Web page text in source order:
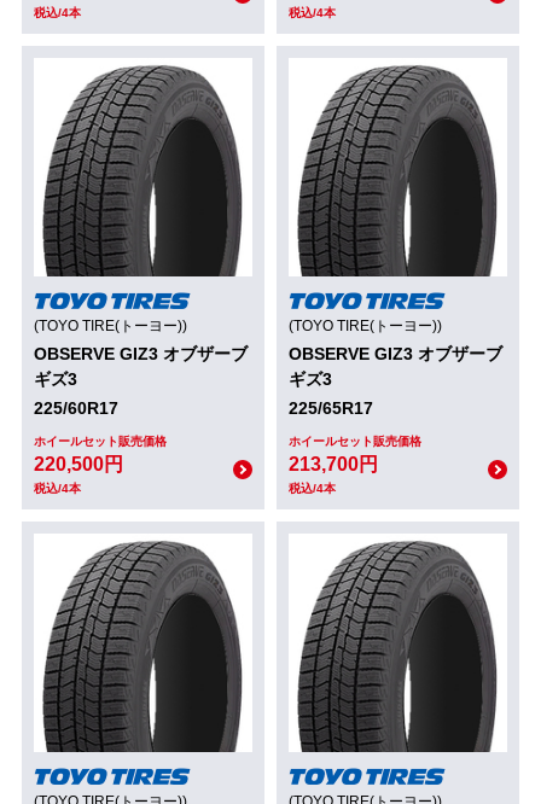
税込/4本 税込/4本
(TOYO TIRE(トーヨー))
OBSERVE GIZ3 オブザーブ
ギズ3
225/60R17
ホイールセット販売価格
220,500円
税込/4本
(TOYO TIRE(トーヨー))
OBSERVE GIZ3 オブザーブ
ギズ3
225/65R17
ホイールセット販売価格
213,700円
税込/4本